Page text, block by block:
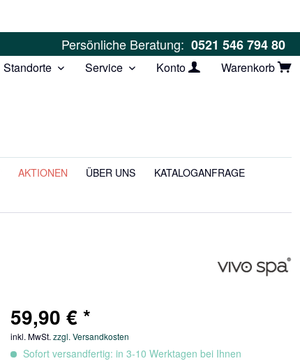
Persönliche Beratung: 0521 546 794 80
Standorte Service Konto Warenkorb
AKTIONEN ÜBER UNS
KATALOGANFRAGE
59,90 € *
inkl. MwSt.zzgl. Versandkosten
Sofort versandfertig: in 3-10 Werktagen bei Ihnen